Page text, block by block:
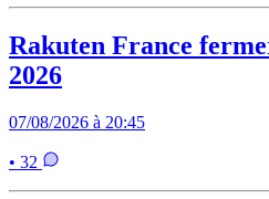
Rakuten France
2026
07/08/2026 à 20:45
• 32